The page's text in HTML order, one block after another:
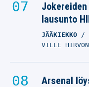
lausunto
JÄÄKIEKKO
VILLE
Arsenal